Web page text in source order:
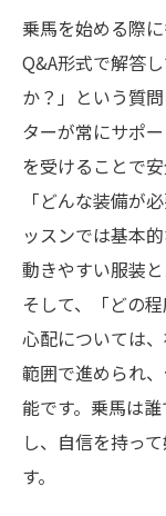
乗馬を始める際
Q&A形式で解答
か？」という質
ターが常にサポ
を受けることで
「どんな装備が
ッスンでは基本
動きやすい服装
そして、「どの
心配については
範囲で進められ
能です。乗馬は
し、自信を持っ
す。